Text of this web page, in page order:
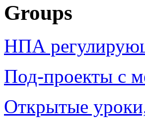
Groups
НПА
Под-проекты с
Открытые